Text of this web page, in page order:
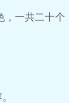
一共二十个